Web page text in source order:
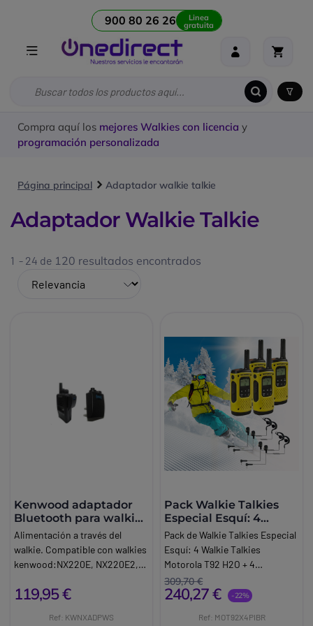
900 80 26 26 Linea
gratuita
Compra aquí los mejores Walkies con licencia y
programación personalizada
Página principal Adaptador walkie talkie
Adaptador Walkie Talkie
1 - 24 de 120 resultados encontrados
Kenwood adaptador
Bluetooth para walkie-
talkie
Alimentación a través del
walkie. Compatible con walkies
kenwood:NX220E, NX220E2,
NX320E3, TK2160E, TK2170E,
TK2360E, TK3160E, TK3170E,
119,95 €
Ref: KWNXADPWS
Pack Walkie Talkies
Especial Esquí: 4
Motorola T92 H2O + 4
Auriculares
Pack de Walkie Talkies Especial
Esquí: 4 Walkie Talkies
Motorola T92 H2O + 4
Auriculares BR1708¡El nuevo
walkie talkie de Motorola para
en todas sus aventuras! El
309,70 €
240,27 € -22%
Ref: MOT92X4PIBR